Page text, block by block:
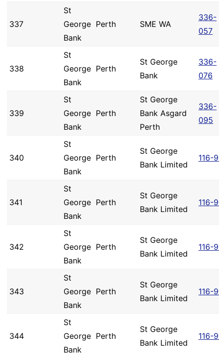
337
St
George
Bank
Perth SME WA
336-
057
338
St
George
Bank
Perth
St George
Bank
336-
076
339
St
George
Bank
Perth
St George
Bank Asgard
Perth
336-
095
340
St
George
Bank
Perth
St George
Bank Limited
116-
341
St
George
Bank
Perth
St George
Bank Limited
116-
342
St
George
Bank
Perth
St George
Bank Limited
116-
343
St
George
Bank
Perth
St George
Bank Limited
116-
344
St
George
Bank
Perth
St George
Bank Limited
116-